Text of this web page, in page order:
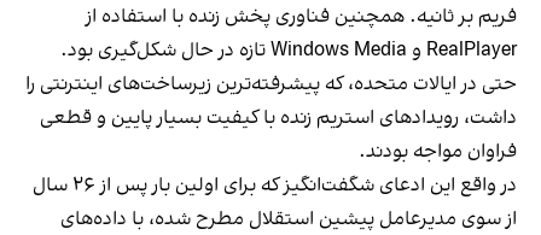
فریم بر ثانیه. همچنین فناوری پخش زنده با استفاده از
RealPlayer و Windows Media تازه در حال شکل‌گیری بود.
حتی در ایالات متحده، که پیشرفته‌ترین زیرساخت‌های اینترنتی را
داشت، رویدادهای استریم زنده با کیفیت بسیار پایین و قطعی
فراوان مواجه بودند.
در واقع این ادعای شگفت‌انگیز که برای اولین بار پس از ۲۶ سال
از سوی مدیرعامل پیشین استقلال مطرح شده، با داده‌های